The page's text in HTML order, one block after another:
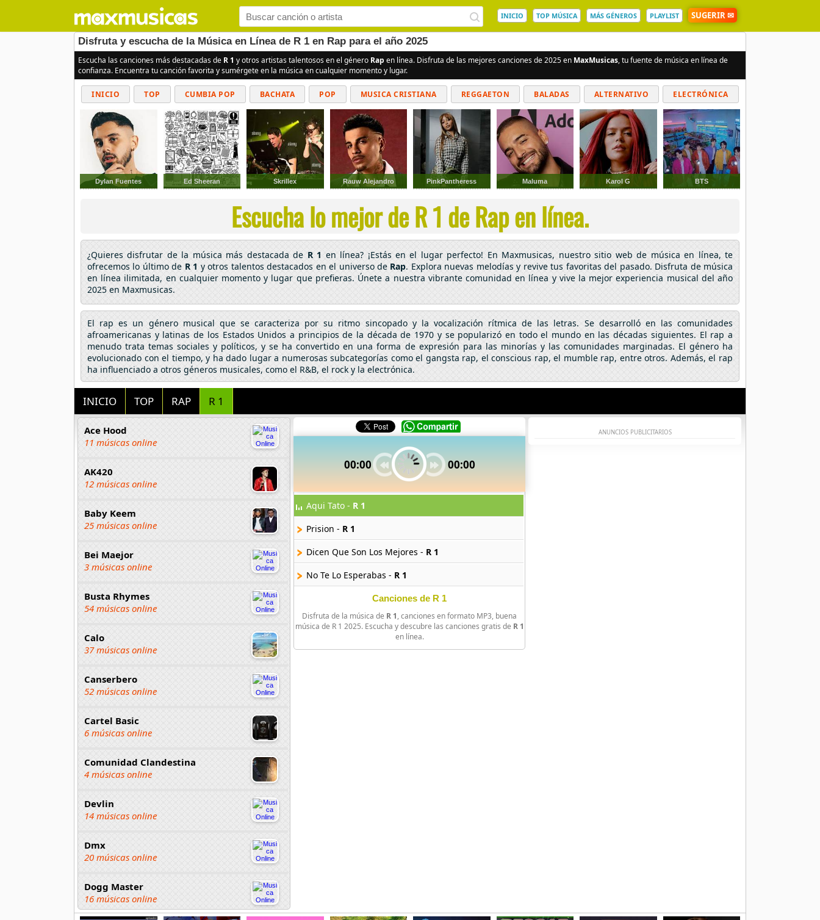
INICIO TOP MÚSICA MÁS GÉNEROS PLAYLIST SUGERIR ✉
Disfruta y escucha de la Música en Línea de R 1 en Rap para el año 2025
Escucha las canciones más destacadas de R 1 y otros artistas talentosos en el género Rap en línea. Disfruta de las mejores canciones de 2025 en MaxMusicas, tu fuente de música en línea de
confianza. Encuentra tu canción favorita y sumérgete en la música en cualquier momento y lugar.
INICIO TOP CUMBIA POP BACHATA POP MUSICA CRISTIANA REGGAETON BALADAS ALTERNATIVO ELECTRÓNICA
CUMBIAS
Dylan Fuentes Ed Sheeran Skrillex Rauw Alejandro PinkPantheress Maluma Karol G BTS
Escucha lo mejor de R 1 de Rap en línea.
¿Quieres disfrutar de la música más destacada de R 1 en línea? ¡Estás en el lugar perfecto! En Maxmusicas, nuestro sitio web de música en línea, te
ofrecemos lo último de R 1 y otros talentos destacados en el universo de Rap. Explora nuevas melodías y revive tus favoritas del pasado. Disfruta de música
en línea ilimitada, en cualquier momento y lugar que prefieras. Únete a nuestra vibrante comunidad en línea y vive la mejor experiencia musical del año
2025 en Maxmusicas.
El rap es un género musical que se caracteriza por su ritmo sincopado y la vocalización rítmica de las letras. Se desarrolló en las comunidades
afroamericanas y latinas de los Estados Unidos a principios de la década de 1970 y se popularizó en todo el mundo en las décadas siguientes. El rap a
menudo trata temas sociales y políticos, y se ha convertido en una forma de expresión para las minorías y las comunidades marginadas. El género ha
evolucionado con el tiempo, y ha dado lugar a numerosas subcategorías como el gangsta rap, el conscious rap, el mumble rap, entre otros. Además, el rap
ha influenciado a otros géneros musicales, como el R&B, el rock y la electrónica.
INICIO TOP RAP R 1
Ace Hood
11 músicas online
AK420
12 músicas online
Baby Keem
25 músicas online
Bei Maejor
3 músicas online
Busta Rhymes
54 músicas online
Calo
37 músicas online
Canserbero
52 músicas online
Cartel Basic
6 músicas online
Comunidad Clandestina
4 músicas online
Devlin
14 músicas online
Dmx
20 músicas online
Dogg Master
16 músicas online
00:00 00:00
Aqui Tato - R 1
Prision - R 1
Dicen Que Son Los Mejores - R 1
No Te Lo Esperabas - R 1
Canciones de R 1
Disfruta de la música de R 1, canciones en formato MP3, buena
música de R 1 2025. Escucha y descubre las canciones gratis de R 1
en línea.
ANUNCIOS PUBLICITARIOS